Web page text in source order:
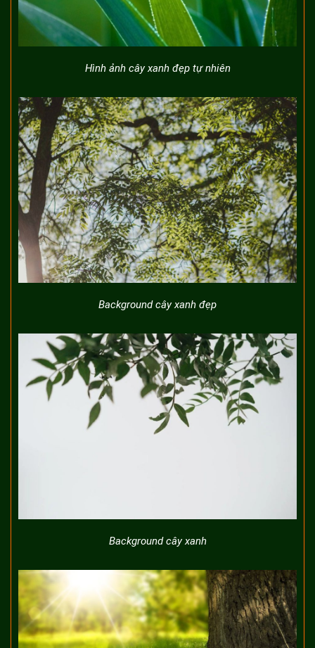
Hình ảnh cây xanh đẹp tự nhiên
Background cây xanh đẹp
Background cây xanh